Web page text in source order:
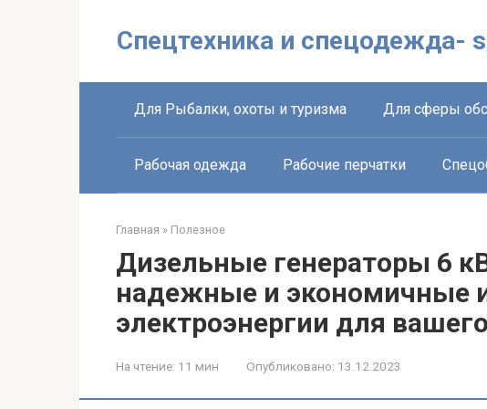
Спецтехника и спецодежда-
Для Рыбалки, охоты и туризма Для сферы
Рабочая одежда Рабочие перчатки
Главная » Полезное
Дизельные генераторы 6
надежные и экономичные
электроэнергии для
На чтение: 11 мин Опубликовано: 13.12.2023